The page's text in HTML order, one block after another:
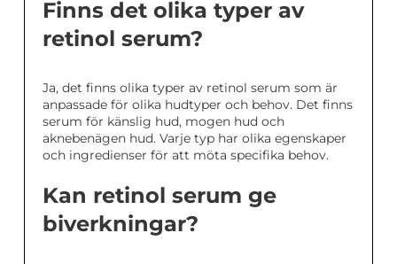
Finns det olika typer av
retinol serum?
Ja, det finns olika typer av retinol serum som är
anpassade för olika hudtyper och behov. Det finns
serum för känslig hud, mogen hud och
aknebenägen hud. Varje typ har olika egenskaper
och ingredienser för att möta specifika behov.
Kan retinol serum ge
biverkningar?